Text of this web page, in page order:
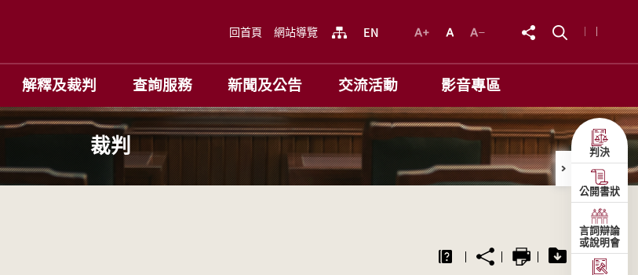
回首頁 網站導覽
解釋及裁判 查詢服務 新聞及公告 交流活動 影音專區
裁判 判決
公開書狀
言詞辯論
或說明會